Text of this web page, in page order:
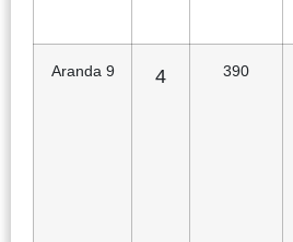
Aranda 9 4 390